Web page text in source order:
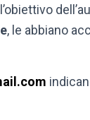
, le abbiano